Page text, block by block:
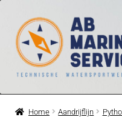
Ga
door
naar
navigatie
Ga
naar
de
inhoud
Home
Home Aandrijflijn